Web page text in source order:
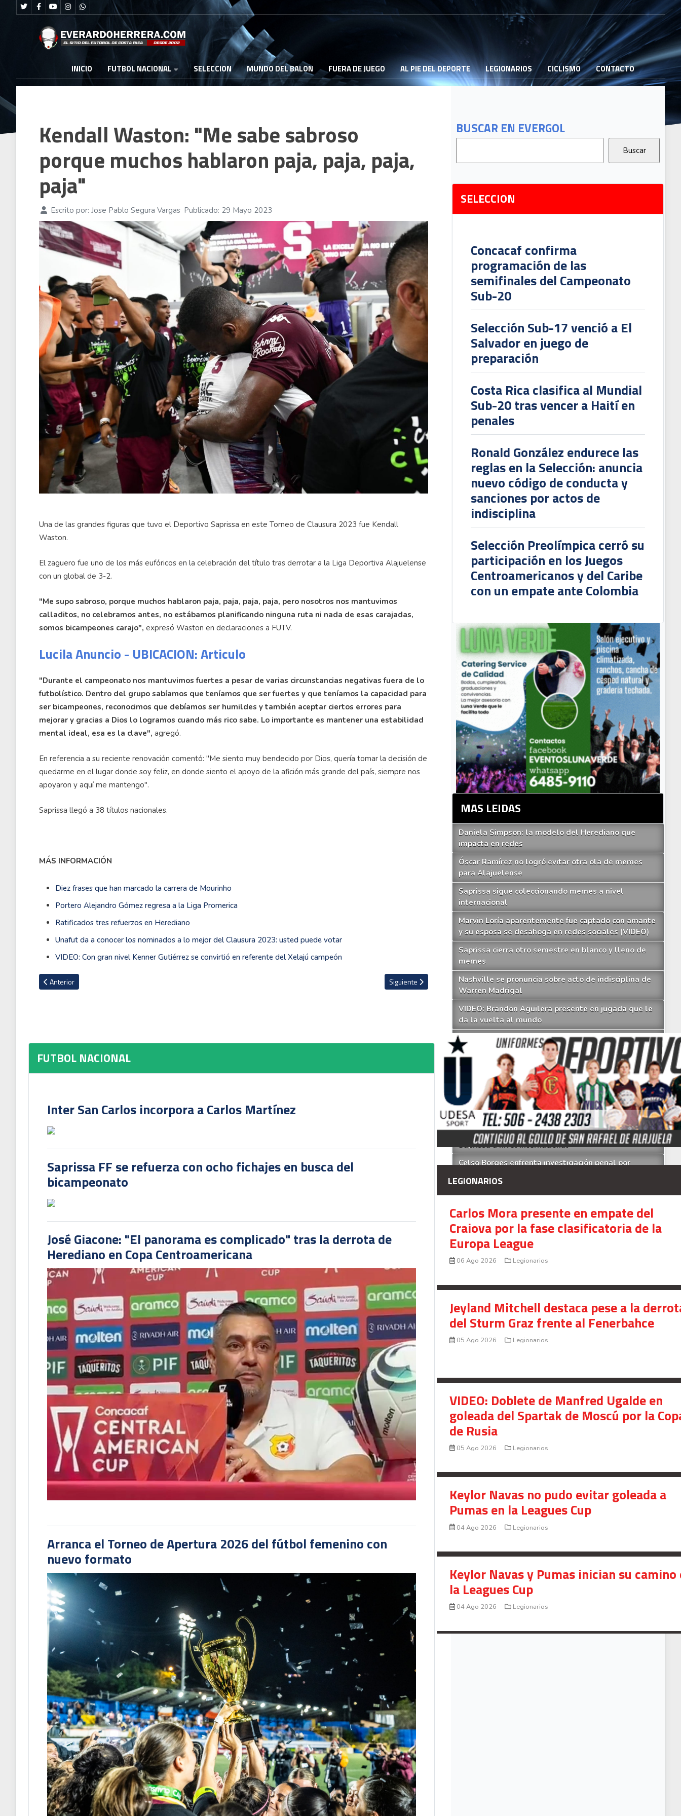
INICIO FUTBOL NACIONAL SELECCION MUNDO DEL BALON FUERA DE JUEGO AL PIE DEL DEPORTE LEGIONARIOS CICLISMO CONTACTO
BUSCAR EN EVERGOL
SELECCION
Concacaf confirma
programación de las
semifinales del Campeonato
Sub-20
Selección Sub-17 venció a El
Salvador en juego de
preparación
Costa Rica clasifica al Mundial
Sub-20 tras vencer a Haití en
penales
Ronald González endurece las
reglas en la Selección: anuncia
nuevo código de conducta y
sanciones por actos de
indisciplina
Selección Preolímpica cerró su
participación en los Juegos
Centroamericanos y del Caribe
con un empate ante Colombia
MAS LEIDAS
Daniela Simpson: la modelo del Herediano que
impacta en redes
Óscar Ramírez no logró evitar otra ola de memes
para Alajuelense
Saprissa sigue coleccionando memes a nivel
internacional
Marvin Loría aparentemente fue captado con amante
y su esposa se desahoga en redes sociales (VIDEO)
Saprissa cierra otro semestre en blanco y lleno de
memes
Nashville se pronuncia sobre acto de indisciplina de
Warren Madrigal
VIDEO: Brandon Aguilera presente en jugada que le
da la vuelta al mundo
Jeyland Mitchell se comprometió
Partido entre Costa Rica y Belice solo se podrá
observar por un canal
Saprissa sigue llenándose de dudas y memes
Cae otro técnico en el Clausura y Minor Díaz tomará
su lugar
Los imperdibles memes que deja otro fiasco de
Saprissa a nivel internacional
Celso Borges enfrenta investigación penal por
Your Add Here !!
Radio Actual107.1FM
Kendall Waston: "Me sabe sabroso
porque muchos hablaron paja, paja, paja,
paja"
Escrito por: Jose Pablo Segura Vargas Publicado: 29 Mayo 2023
Una de las grandes figuras que tuvo el Deportivo Saprissa en este Torneo de Clausura 2023 fue Kendall
Waston.
El zaguero fue uno de los más eufóricos en la celebración del título tras derrotar a la Liga Deportiva Alajuelense
con un global de 3-2.
"Me supo sabroso, porque muchos hablaron paja, paja, paja, paja, pero nosotros nos mantuvimos
calladitos, no celebramos antes, no estábamos planificando ninguna ruta ni nada de esas carajadas,
somos bicampeones carajo", expresó Waston en declaraciones a FUTV.
Lucila Anuncio - UBICACION: Articulo
"Durante el campeonato nos mantuvimos fuertes a pesar de varias circunstancias negativas fuera de lo
futbolístico. Dentro del grupo sabíamos que teníamos que ser fuertes y que teníamos la capacidad para
ser bicampeones, reconocimos que debíamos ser humildes y también aceptar ciertos errores para
mejorar y gracias a Dios lo logramos cuando más rico sabe. Lo importante es mantener una estabilidad
mental ideal, esa es la clave", agregó.
En referencia a su reciente renovación comentó: "Me siento muy bendecido por Dios, quería tomar la decisión de
quedarme en el lugar donde soy feliz, en donde siento el apoyo de la afición más grande del país, siempre nos
apoyaron y aquí me mantengo".
Saprissa llegó a 38 títulos nacionales.
MÁS INFORMACIÓN
Diez frases que han marcado la carrera de Mourinho
Portero Alejandro Gómez regresa a la Liga Promerica
Ratificados tres refuerzos en Herediano
Unafut da a conocer los nominados a lo mejor del Clausura 2023: usted puede votar
VIDEO: Con gran nivel Kenner Gutiérrez se convirtió en referente del Xelajú campeón
Artículo anterior: Saprissa: un campeón justo
Anterior Artículo siguiente: Jaylon Hadden cuenta por qué aceptó oferta de Herediano y afirma que se va
Siguiente
FUTBOL NACIONAL
Inter San Carlos incorpora a Carlos Martínez
Saprissa FF se refuerza con ocho fichajes en busca del
bicampeonato
José Giacone: "El panorama es complicado" tras la derrota de
Herediano en Copa Centroamericana
Arranca el Torneo de Apertura 2026 del fútbol femenino con
nuevo formato
LEGIONARIOS
Carlos Mora presente en empate del
Craiova por la fase clasificatoria de la
Europa League
06 Ago 2026 Legionarios
Jeyland Mitchell destaca pese a la
del Sturm Graz frente al Fenerbahce
05 Ago 2026 Legionarios
VIDEO: Doblete de Manfred Ugalde en
goleada del Spartak de Moscú por la
de Rusia
05 Ago 2026 Legionarios
Keylor Navas no pudo evitar goleada a
Pumas en la Leagues Cup
04 Ago 2026 Legionarios
Keylor Navas y Pumas inician su camino
la Leagues Cup
04 Ago 2026 Legionarios